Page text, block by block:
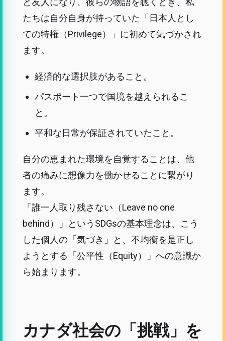
たちは自分自身が持っていた「日本人とし
ての特権（Privilege）」に初めて気づかされ
ます。
経済的な選択肢があること。
パスポート一つで国境を越えられるこ
と。
平和な日常が保証されていたこと。
自分の恵まれた環境を自覚することは、他
者の痛みに想像力を働かせることに繋がり
ます。
「誰一人取り残さない（Leave no one
behind）」というSDGsの基本理念は、こう
した個人の「気づき」と、不均衡を是正し
ようとする「公平性（Equity）」への意識か
ら始まります。
カナダ社会の「挑戦」を